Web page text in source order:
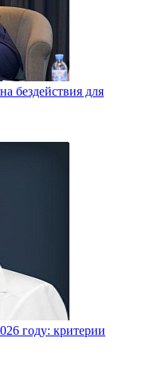
бездействия для
году: критерии